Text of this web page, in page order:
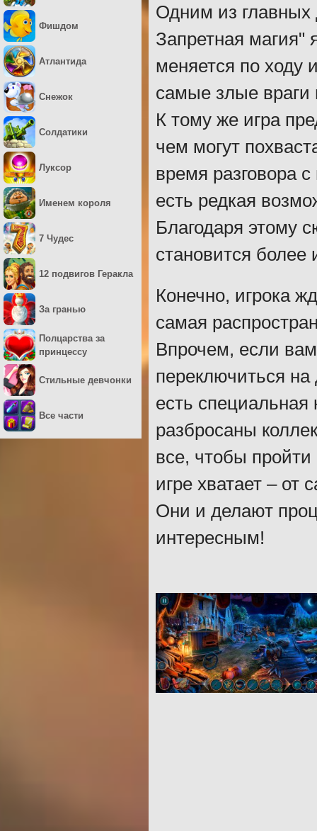
Одним из главных
Запретная магия"
меняется по ходу
самые злые
К тому же игра
чем могут
время разговора
есть редкая
Благодаря этому
становится более
Конечно, игрока
самая
Впрочем, если
переключиться на
есть
разбросаны
все, чтобы
игре хватает – от
Они и делают
интересным!
Фишдом
Атлантида
Снежок
Солдатики
Луксор
Именем короля
7 Чудес
12 подвигов Геракла
За гранью
Полцарства за
принцессу
Стильные девчонки
Все части